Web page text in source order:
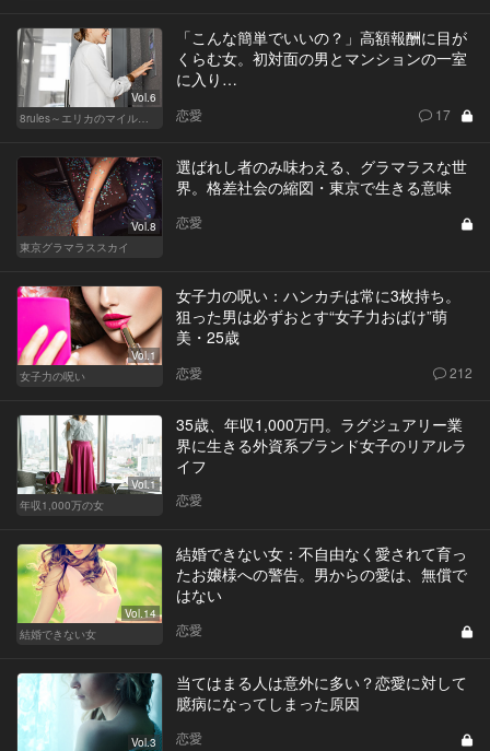
Vol.6
「こんな簡単でいいの？」高額報酬に目が
くらむ女。初対面の男とマンションの一室
に入り…
恋愛 17
Vol.8
東京グラマラススカイ
選ばれし者のみ味わえる、グラマラスな世
界。格差社会の縮図・東京で生きる意味
恋愛
Vol.1
女子力の呪い
女子力の呪い：ハンカチは常に3枚持ち。
狙った男は必ずおとす“女子力おばけ”萌
美・25歳
恋愛 212
Vol.1
年収1,000万の女
35歳、年収1,000万円。ラグジュアリー業
界に生きる外資系ブランド女子のリアルラ
イフ
恋愛
Vol.14
結婚できない女
結婚できない女：不自由なく愛されて育っ
たお嬢様への警告。男からの愛は、無償で
はない
恋愛
Vol.3
当てはまる人は意外に多い？恋愛に対して
臆病になってしまった原因
恋愛